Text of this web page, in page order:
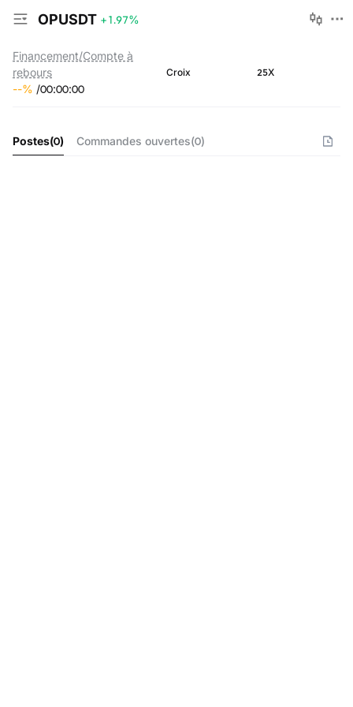
OPUSDT +1.97%
Financement/Compte à
rebours
--% /00:00:00
Croix 25X
Postes(0) Commandes ouvertes(0)